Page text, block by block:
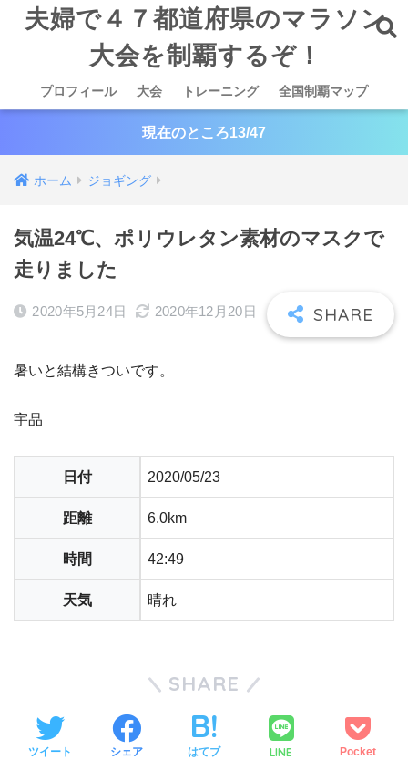
夫婦で４７都道府県のマラソン
大会を制覇するぞ！
プロフィール 大会 トレーニング 全国制覇マップ
現在のところ13/47
ホーム ジョギング
気温24℃、ポリウレタン素材のマスクで
走りました
2020年5月24日 2020年12月20日
暑いと結構きついです。
宇品
日付 2020/05/23
距離 6.0km
時間 42:49
天気 晴れ
SHARE
ツイート シェア はてブ LINE Pocket